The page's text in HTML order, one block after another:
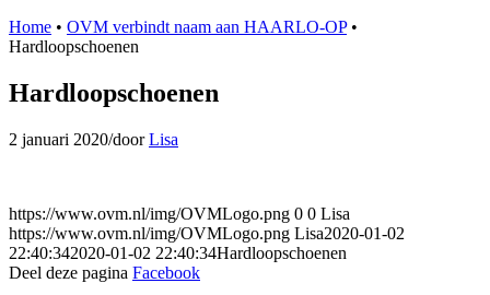
Home • OVM verbindt naam aan HAARLO-OP•
Hardloopschoenen
Hardloopschoenen
2 januari 2020/doorLisa
https://www.ovm.nl/img/OVMLogo.png 0 0 Lisa
https://www.ovm.nl/img/OVMLogo.png Lisa2020-01-02
22:40:342020-01-02 22:40:34Hardloopschoenen
Deel deze pagina Facebook